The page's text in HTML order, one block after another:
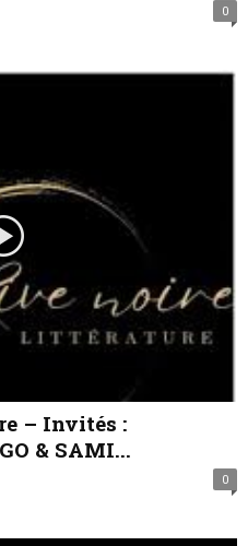
0
– Invités :
& SAMI...
0